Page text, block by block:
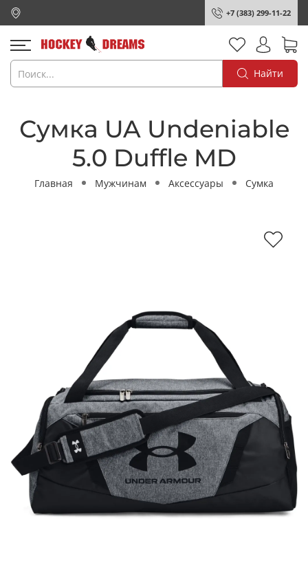
+7 (383) 299-11-22
Найти
Сумка UA Undeniable
5.0 Duffle MD
Главная Мужчинам Аксессуары Сумка